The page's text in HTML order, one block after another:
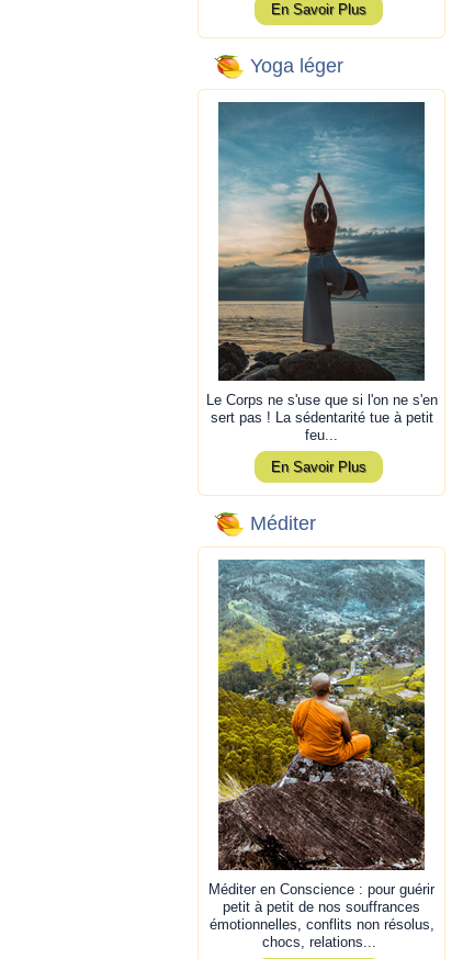
En Savoir Plus
Yoga léger
Le Corps ne s'use que si l'on ne s'en
sert pas ! La sédentarité tue à petit
feu...
En Savoir Plus
Méditer
Méditer en Conscience : pour guérir
petit à petit de nos souffrances
émotionnelles, conflits non résolus,
chocs, relations...